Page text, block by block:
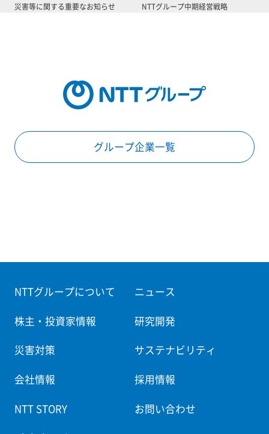
災害等に関する重要なお知らせ NTTグループ中期経営戦略
グループ企業一覧
NTTグループについて ニュース
株主・投資家情報 研究開発
災害対策 サステナビリティ
会社情報 採用情報
NTT STORY お問い合わせ